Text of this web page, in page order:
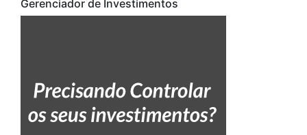
Gerenciador de Investimentos